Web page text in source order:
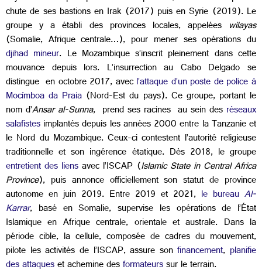
chute de ses bastions en Irak (2017) puis en Syrie (2019). Le
groupe y a établi des provinces locales, appelées wilayas
(Somalie, Afrique centrale…), pour mener ses opérations du
djihad mineur. Le Mozambique s’inscrit pleinement dans cette
mouvance depuis lors. L’insurrection au Cabo Delgado se
distingue en octobre 2017, avecl’attaque d’un poste de police à
Mocímboa da Praia (Nord-Est du pays). Ce groupe, portant le
nom d’Ansar al-Sunna, prend ses racines au sein des réseaux
salafistesimplantés depuis les années 2000 entre la Tanzanie et
le Nord du Mozambique. Ceux-ci contestent l’autorité religieuse
traditionnelle et son ingérence étatique. Dès 2018, le groupe
entretient des liensavec l’ISCAP (Islamic State in Central Africa
Province), puis annonce officiellement son statut de province
autonome en juin 2019. Entre 2019 et 2021, le bureau Al-
Karrar, basé en Somalie, supervise les opérations de l’État
Islamique en Afrique centrale, orientale et australe. Dans la
période cible, la cellule, composée de cadres du mouvement,
pilote les activités de l’ISCAP, assure sonfinancement, planifie
des attaqueset achemine desformateurssur le terrain.